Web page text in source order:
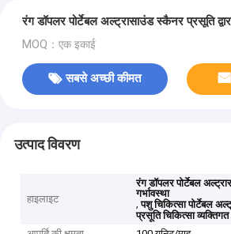
रंग डॉपलर पोर्टेबल अल्ट्रासाउंड स्कैनर प्रसूति
MOQ：एक इकाई
सबसे अच्छी कीमत
उत्पाद विवरण
हाइलाइट
रंग डॉपलर पोर्टेबल
गर्भावस्था
,पशु चिकित्सा पोर्टेबल
प्रसूति चिकित्सा